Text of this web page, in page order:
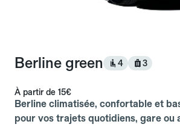
Berline green 4 3
À partir de 15€
Berline climatisée, confortable et
pour vos trajets quotidiens, gare ou